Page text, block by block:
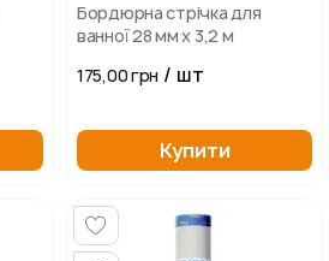
Бордюрна стрічка для
ванної 28 мм х 3,2 м
175,00 грн / шт
Купити